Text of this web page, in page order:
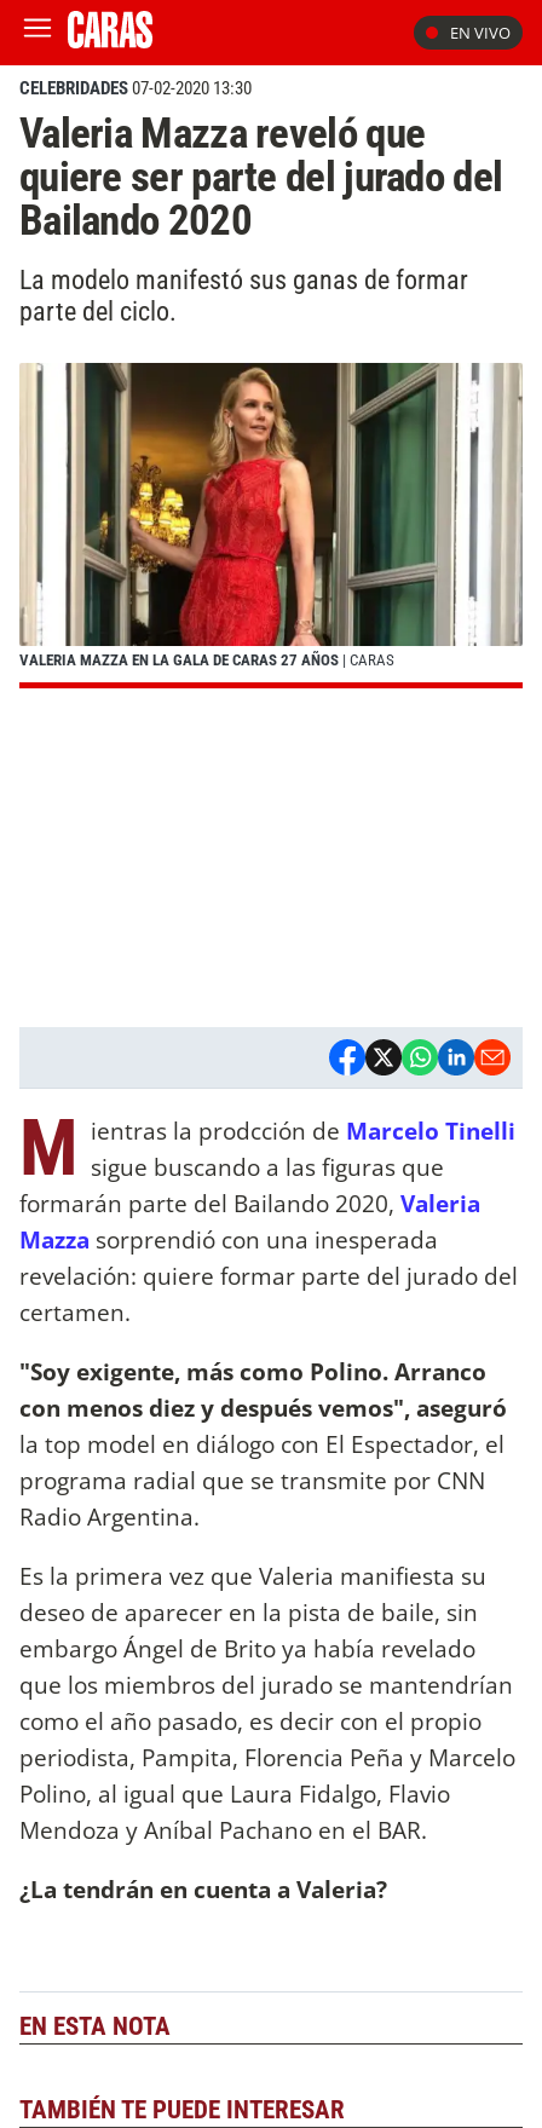
EN VIVO
CELEBRIDADES07-02-2020 13:30
Valeria Mazza reveló que
quiere ser parte del jurado del
Bailando 2020
La modelo manifestó sus ganas de formar
parte del ciclo.
VALERIA MAZZA EN LA GALA DE CARAS 27 AÑOS | CARAS
M ientras la prodcción de Marcelo Tinelli
sigue buscando a las figuras que
formarán parte del Bailando 2020, Valeria
Mazza sorprendió con una inesperada
revelación: quiere formar parte del jurado del
certamen.
"Soy exigente, más como Polino. Arranco
con menos diez y después vemos", aseguró
la top model en diálogo con El Espectador, el
programa radial que se transmite por CNN
Radio Argentina.
Es la primera vez que Valeria manifiesta su
deseo de aparecer en la pista de baile, sin
embargo Ángel de Brito ya había revelado
que los miembros del jurado se mantendrían
como el año pasado, es decir con el propio
periodista, Pampita, Florencia Peña y Marcelo
Polino, al igual que Laura Fidalgo, Flavio
Mendoza y Aníbal Pachano en el BAR.
¿La tendrán en cuenta a Valeria?
EN ESTA NOTA
TAMBIÉN TE PUEDE INTERESAR